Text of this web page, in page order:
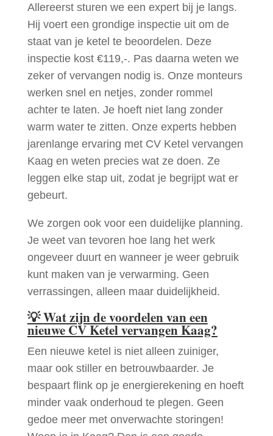
Allereerst sturen we een expert bij je langs.
Hij voert een grondige inspectie uit om de
staat van je ketel te beoordelen. Deze
inspectie kost €119,-. Pas daarna weten we
zeker of vervangen nodig is. Onze monteurs
werken snel en netjes, zonder rommel
achter te laten. Je hoeft niet lang zonder
warm water te zitten. Onze experts hebben
jarenlange ervaring met CV Ketel vervangen
Kaag en weten precies wat ze doen. Ze
leggen elke stap uit, zodat je begrijpt wat er
gebeurt.
We zorgen ook voor een duidelijke planning.
Je weet van tevoren hoe lang het werk
ongeveer duurt en wanneer je weer gebruik
kunt maken van je verwarming. Geen
verrassingen, alleen maar duidelijkheid.
💡Wat zijn de voordelen van een
nieuwe CV Ketel vervangen Kaag?
Een nieuwe ketel is niet alleen zuiniger,
maar ook stiller en betrouwbaarder. Je
bespaart flink op je energierekening en hoeft
minder vaak onderhoud te plegen. Geen
gedoe meer met onverwachte storingen!